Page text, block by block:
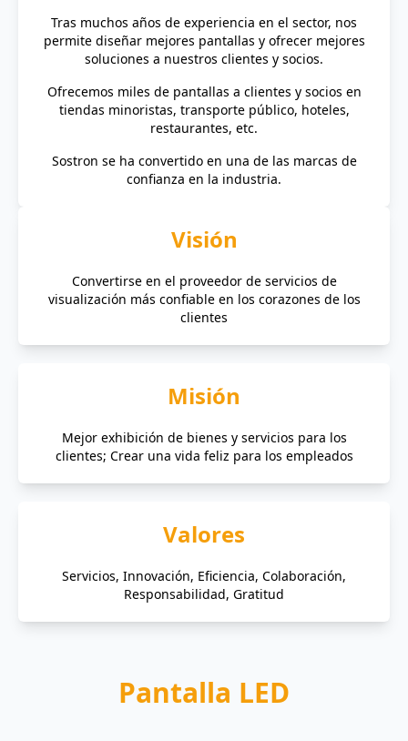
Tras muchos años de experiencia en el sector, nos
permite diseñar mejores pantallas y ofrecer mejores
soluciones a nuestros clientes y socios.
Ofrecemos miles de pantallas a clientes y socios en
tiendas minoristas, transporte público, hoteles,
restaurantes, etc.
Sostron se ha convertido en una de las marcas de
confianza en la industria.
Visión
Convertirse en el proveedor de servicios de
visualización más confiable en los corazones de los
clientes
Misión
Mejor exhibición de bienes y servicios para los
clientes; Crear una vida feliz para los empleados
Valores
Servicios, Innovación, Eficiencia, Colaboración,
Responsabilidad, Gratitud
Pantalla LED